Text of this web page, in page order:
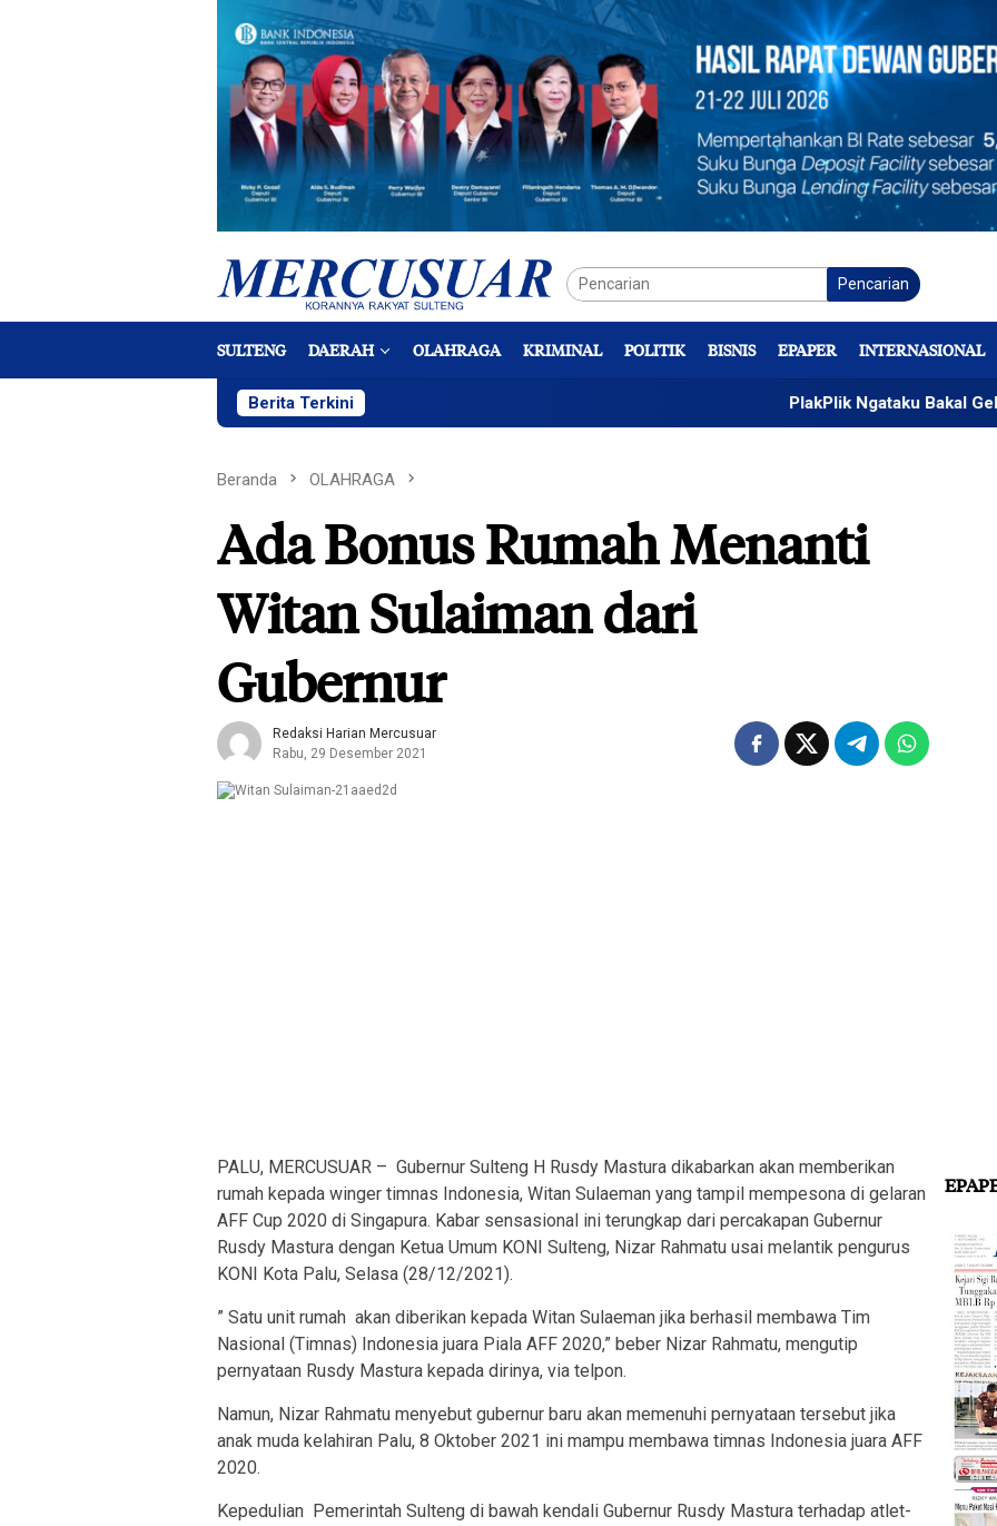
Pencarian
SULTENG DAERAH OLAHRAGA KRIMINAL POLITIK BISNIS EPAPER INTERNASIONAL
Berita Terkini PlakPlik Ngataku Bakal Gelar Kreasi
Beranda OLAHRAGA
Ada Bonus Rumah Menanti
Witan Sulaiman dari
Gubernur
Redaksi Harian Mercusuar
Rabu, 29 Desember 2021
PALU, MERCUSUAR – Gubernur Sulteng H Rusdy Mastura dikabarkan akan memberikan
rumah kepada winger timnas Indonesia, Witan Sulaeman yang tampil mempesona di gelaran
AFF Cup 2020 di Singapura. Kabar sensasional ini terungkap dari percakapan Gubernur
Rusdy Mastura dengan Ketua Umum KONI Sulteng, Nizar Rahmatu usai melantik pengurus
KONI Kota Palu, Selasa (28/12/2021).
” Satu unit rumah akan diberikan kepada Witan Sulaeman jika berhasil membawa Tim
Nasional (Timnas) Indonesia juara Piala AFF 2020,” beber Nizar Rahmatu, mengutip
pernyataan Rusdy Mastura kepada dirinya, via telpon.
Namun, Nizar Rahmatu menyebut gubernur baru akan memenuhi pernyataan tersebut jika
anak muda kelahiran Palu, 8 Oktober 2021 ini mampu membawa timnas Indonesia juara AFF
2020.
Kepedulian Pemerintah Sulteng di bawah kendali Gubernur Rusdy Mastura terhadap atlet-